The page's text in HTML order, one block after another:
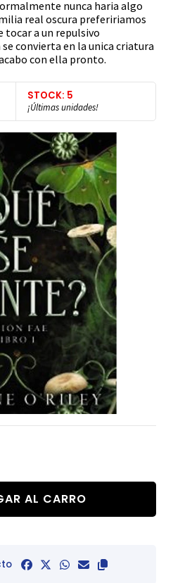
nunca haria algo
real oscura prefeririamos
tocar a un repulsivo
convierta en la unica criatura
con ella pronto.
STOCK: 5
¡Últimas unidades!
AL CARRO